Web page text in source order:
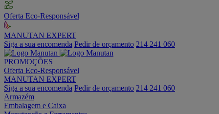
Oferta Eco-Responsável
MANUTAN EXPERT
Siga a sua encomenda Pedir de orçamento 214 241 060
PROMOÇÕES
Oferta Eco-Responsável
MANUTAN EXPERT
Siga a sua encomenda Pedir de orçamento 214 241 060
Armazém
Embalagem e Caixa